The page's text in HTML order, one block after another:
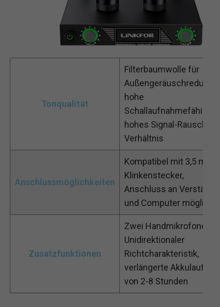
Tonqualität
Filterbaumwolle für
hohe
hohes Signal-Rausch-
Verhältnis
Anschlussmöglichkeiten
Kompatibel mit 3,5 mm
Klinkenstecker,
Anschluss an Verstärker
und Computer möglich
Zusatzfunktionen
Zwei Handmikrofone
Unidirektionaler
Richtcharakteristik,
verlängerte Akkulaufzeit
von 2-8 Stunden